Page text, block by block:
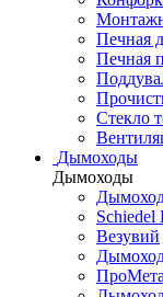
Печная
Печная
Стекло
Дымоходы
Дымоходы
Schiedel
Везувий